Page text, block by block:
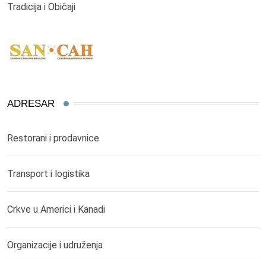
Tradicija i Običaji
ADRESAR
Restorani i prodavnice
Transport i logistika
Crkve u Americi i Kanadi
Organizacije i udruženja